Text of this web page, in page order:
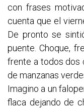
con frases
cuenta que el
De pronto se
puente. Choque,
frente a todos dos
de manzanas
Imagino a un
flaca dejando de